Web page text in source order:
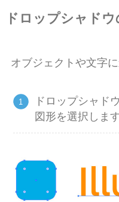
ドロップシャド
オブジェクトや文字
ドロップシャド
図形を選択します